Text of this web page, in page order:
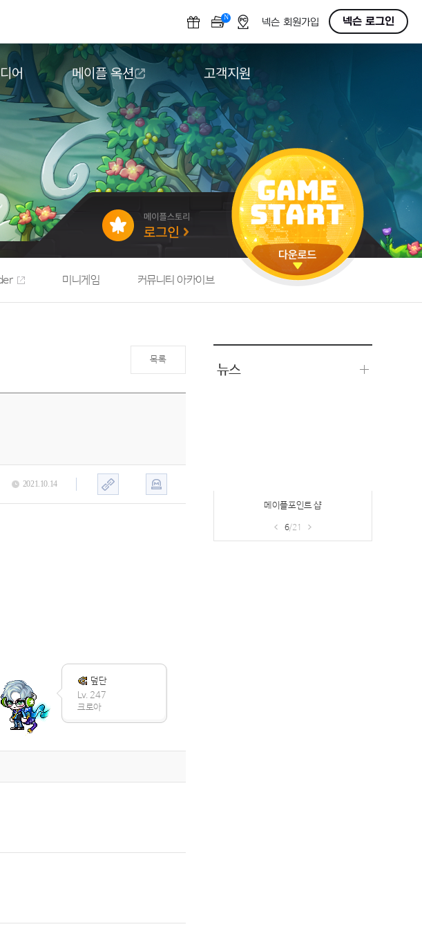
N OFF넥슨 회원가입 넥슨 로그인
어 메이플 옥션
메이플 옥션
고객지원
다운로드
도움말/1:1문의
버그악용/불법프로그램 신고
게임 접근성
미니게임 커뮤니티 아카이브
목록
2021.10.14
덮단
Lv. 247
크로아
뉴스
메이플포인트 샵
6/21